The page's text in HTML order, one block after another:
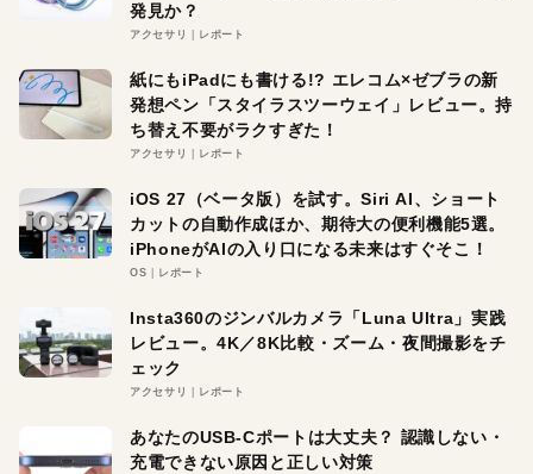
発見か？
アクセサリ レポート
紙にもiPadにも書ける!? エレコム×ゼブラの新
発想ペン「スタイラスツーウェイ」レビュー。持
ち替え不要がラクすぎた！
アクセサリ レポート
iOS 27（ベータ版）を試す。Siri AI、ショート
カットの自動作成ほか、期待大の便利機能5選。
iPhoneがAIの入り口になる未来はすぐそこ！
OS レポート
Insta360のジンバルカメラ「Luna Ultra」実践
レビュー。4K／8K比較・ズーム・夜間撮影をチ
ェック
アクセサリ レポート
あなたのUSB-Cポートは大丈夫？ 認識しない・
充電できない原因と正しい対策